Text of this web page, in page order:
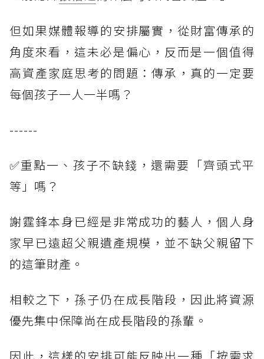
但如果媒體報導的安排屬實，從財富傳承的
角度來看，這未必是偏心，反而是一個值得
高資產家庭思考的問題：傳承，真的一定要
每個孩子一人一半嗎？
------
✅重點一、孩子不缺錢，還需要「齊頭式平
等」嗎？
謝霆鋒本身已經是非常成功的藝人，個人身
家早已遠超父親遺產規模，並不缺父親留下
的這筆財產。
相較之下，孫子仍在成長階段，因此將資源
優先集中保障尚在成長階段的孫輩。